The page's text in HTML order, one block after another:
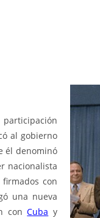
al gobierno
él denominó
nacionalista
firmados con
una nueva
conCuba y